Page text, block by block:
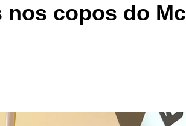
nos copos do Mc